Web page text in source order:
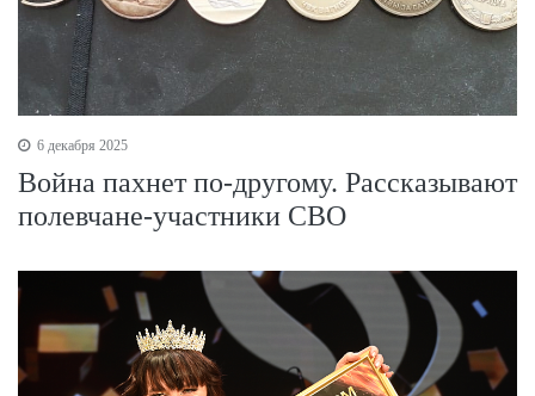
6 декабря 2025
Война пахнет по-другому. Рассказывают
полевчане-участники СВО